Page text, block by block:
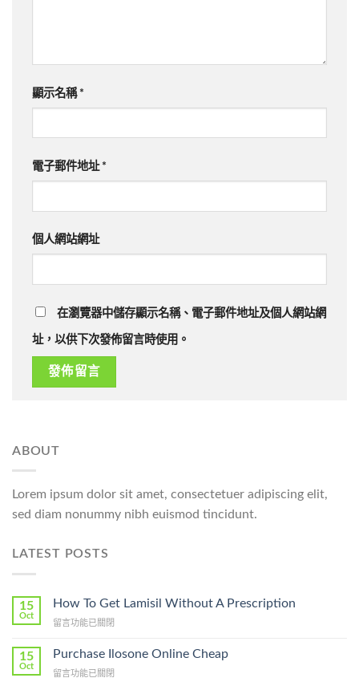
顯示名稱 *
電子郵件地址 *
個人網站網址
在瀏覽器中儲存顯示名稱、電子郵件地址及個人網站網
址，以供下次發佈留言時使用。
ABOUT
Lorem ipsum dolor sit amet, consectetuer adipiscing elit,
sed diam nonummy nibh euismod tincidunt.
LATEST POSTS
15
Oct
How To Get Lamisil Without A Prescription
在
To
Lamisil
留言功能已關閉
15
Oct
Purchase Ilosone Online Cheap
在
留言功能已關閉